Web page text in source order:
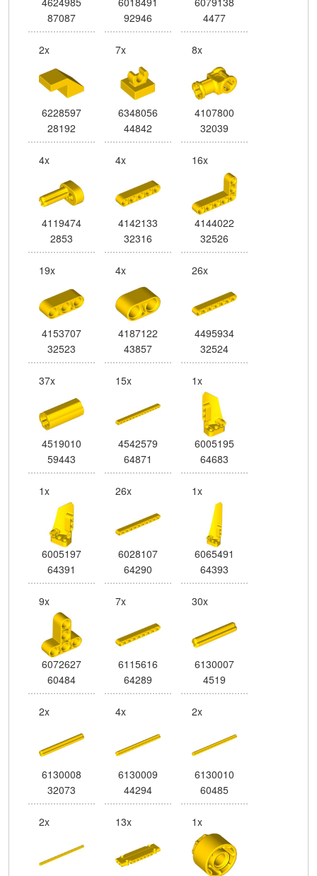
87087
92946
4477
2x
6228597
28192
7x
6348056
44842
8x
4107800
32039
4x
4119474
2853
4x
4142133
32316
16x
4144022
32526
19x
4153707
32523
4x
4187122
43857
26x
4495934
32524
37x
4519010
59443
15x
4542579
64871
1x
6005195
64683
1x
6005197
64391
26x
6028107
64290
1x
6065491
64393
9x
6072627
60484
7x
6115616
64289
30x
6130007
4519
2x
6130008
32073
4x
6130009
44294
2x
6130010
60485
2x 13x 1x